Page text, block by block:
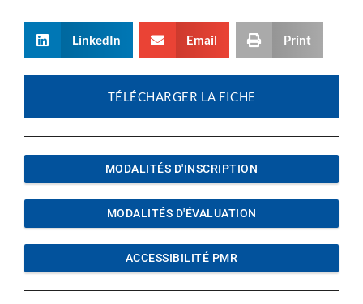
LinkedIn Email Print
TÉLÉCHARGER LA FICHE
MODALITÉS D'INSCRIPTION
MODALITÉS D'ÉVALUATION
ACCESSIBILITÉ PMR